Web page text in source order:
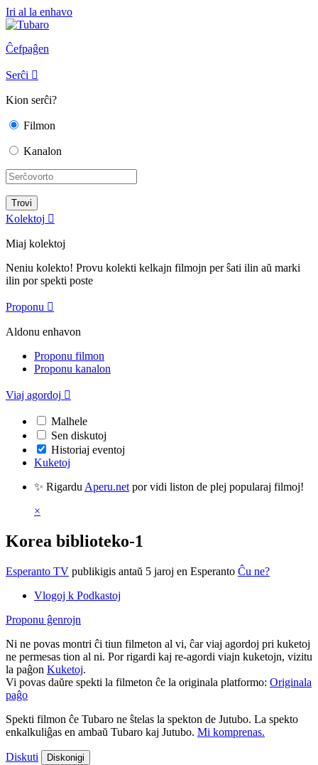
Iri al la enhavo
Ĉefpaĝen
Serĉi 
Kion serĉi?
Filmon
Kanalon
Kolektoj 
Miaj kolektoj
Neniu kolekto! Provu kolekti kelkajn filmojn per ŝati ilin aŭ marki
ilin por spekti poste
Proponu 
Aldonu enhavon
Proponu filmon
Proponu kanalon
Viaj agordoj 
Malhele
Sen diskutoj
Historiaj eventoj
Kuketoj
✨ Rigardu Aperu.net por vidi liston de plej popularaj filmoj!
×
Korea biblioteko-1
Esperanto TV publikigis antaŭ 5 jaroj en Esperanto Ĉu ne?
Vlogoj k Podkastoj
Proponu ĝenrojn
Ni ne povas montri ĉi tiun filmeton al vi, ĉar viaj agordoj pri kuketoj
ne permesas tion al ni. Por rigardi kaj re-agordi viajn kuketojn, vizitu
la paĝon Kuketoj.
Vi povas daŭre spekti la filmeton ĉe la originala platformo: Originala
paĝo
Spekti filmon ĉe Tubaro ne ŝtelas la spekton de Jutubo. La spekto
enkalkuliĝas en ambaŭ Tubaro kaj Jutubo. Mi komprenas.
Diskuti Diskonigi